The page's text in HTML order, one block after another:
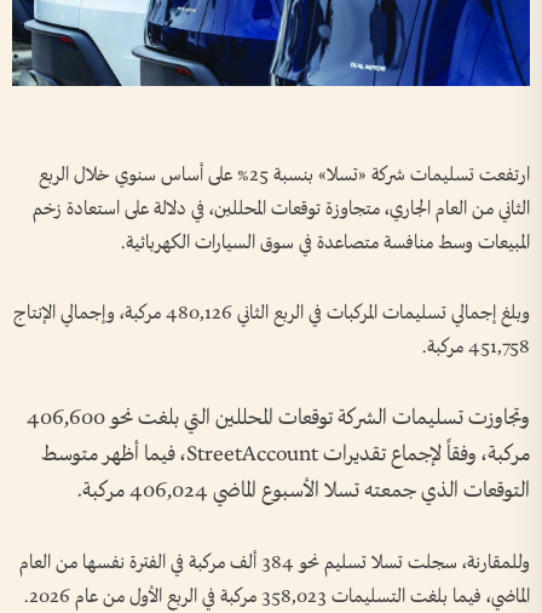
ارتفعت تسليمات شركة «تسلا» بنسبة 25% على أساس سنوي خلال الربع
الثاني من العام الجاري، متجاوزة توقعات المحللين، في دلالة على استعادة زخم
المبيعات وسط منافسة متصاعدة في سوق السيارات الكهربائية.
وبلغ إجمالي تسليمات المركبات في الربع الثاني 480,126 مركبة، وإجمالي الإنتاج
451,758 مركبة.
وتجاوزت تسليمات الشركة توقعات المحللين التي بلغت نحو 406,600
مركبة، وفقاً لإجماع تقديرات StreetAccount، فيما أظهر متوسط
التوقعات الذي جمعته تسلا الأسبوع الماضي 406,024 مركبة.
وللمقارنة، سجلت تسلا تسليم نحو 384 ألف مركبة في الفترة نفسها من العام
الماضي، فيما بلغت التسليمات 358,023 مركبة في الربع الأول من عام 2026.